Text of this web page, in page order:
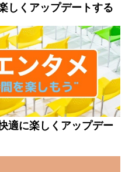
しくアップデートする
適に楽しくアップデー